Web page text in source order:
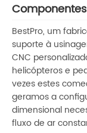
BestPro, um
suporte à
CNC
helicópteros e
vezes estes
geramos a
dimensional
fluxo de ar